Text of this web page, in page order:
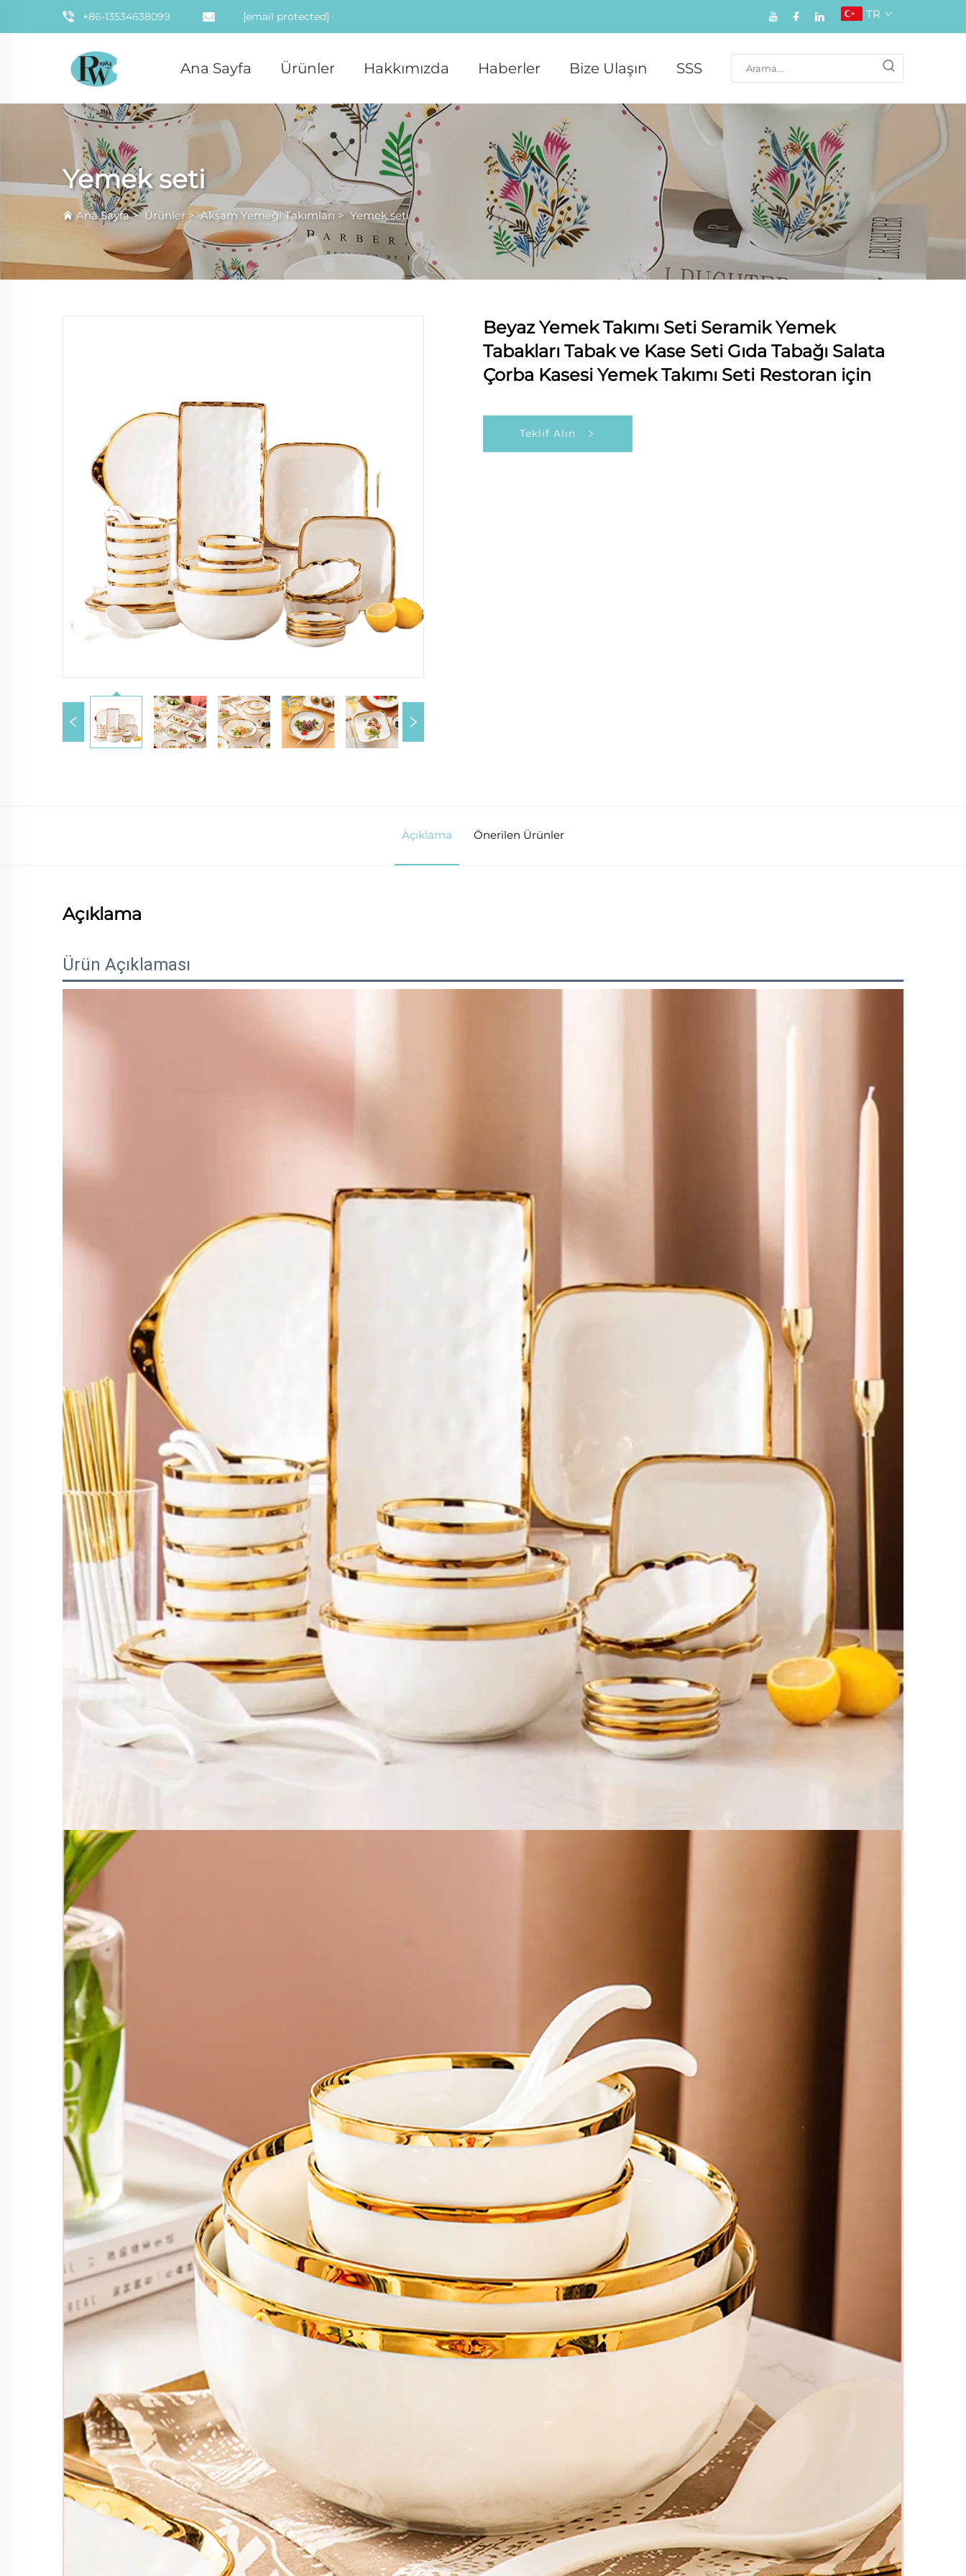
+86-13534638099 [email protected] TR
Ana Sayfa Ürünler Hakkımızda Haberler Bize Ulaşın SSS
Yemek seti
Ana Sayfa>Ürünler >Akşam Yemeği Takımları> Yemek seti
Beyaz Yemek Takımı Seti Seramik Yemek
Tabakları Tabak ve Kase Seti Gıda Tabağı Salata
Çorba Kasesi Yemek Takımı Seti Restoran için
Teklif Alın
Açıklama Önerilen Ürünler
Açıklama
Ürün Açıklaması